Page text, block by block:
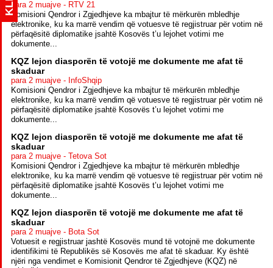
para 2 muajve - RTV 21
Komisioni Qendror i Zgjedhjeve ka mbajtur të mërkurën mbledhje
elektronike, ku ka marrë vendim që votuesve të regjistruar për votim në
përfaqësitë diplomatike jsahtë Kosovës t’u lejohet votimi me
dokumente...
KQZ lejon diasporën të votojë me dokumente me afat të
skaduar
para 2 muajve - InfoShqip
Komisioni Qendror i Zgjedhjeve ka mbajtur të mërkurën mbledhje
elektronike, ku ka marrë vendim që votuesve të regjistruar për votim në
përfaqësitë diplomatike jsahtë Kosovës t’u lejohet votimi me
dokumente...
KQZ lejon diasporën të votojë me dokumente me afat të
skaduar
para 2 muajve - Tetova Sot
Komisioni Qendror i Zgjedhjeve ka mbajtur të mërkurën mbledhje
elektronike, ku ka marrë vendim që votuesve të regjistruar për votim në
përfaqësitë diplomatike jsahtë Kosovës t’u lejohet votimi me
dokumente...
KQZ lejon diasporën të votojë me dokumente me afat të
skaduar
para 2 muajve - Bota Sot
Votuesit e regjistruar jashtë Kosovës mund të votojnë me dokumente
identifikimi të Republikës së Kosovës me afat të skaduar. Ky është
njëri nga vendimet e Komisionit Qendror të Zgjedhjeve (KQZ) në